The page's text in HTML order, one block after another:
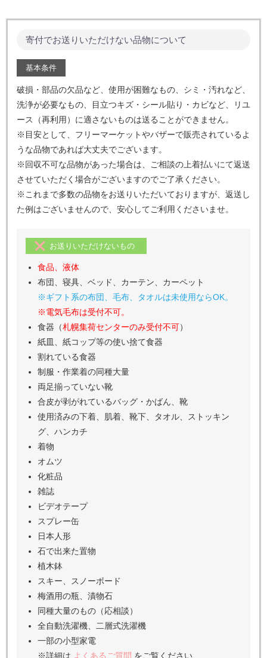
寄付でお送りいただけない品物について
基本条件
破損・部品の欠品など、使用が困難なもの、シミ・汚れなど、
洗浄が必要なもの、目立つキズ・シール貼り・カビなど、
リユ
ース（再利用）に適さないものは送ることができません。
※目安として、フリーマーケットやバザーで販売されているよ
うな品物であれば大丈夫でございます。
※回収不可な品物があった場合は、ご相談の上着払いにて返送
させていただく場合がございますのでご了承ください。
※これまで多数の品物をお送りいただいておりますが、返送し
た例はございませんので、安心してご利用くださいませ。
お送りいただけないもの
食品、液体
布団、寝具、ベッド、カーテン、カーペット
※ギフト系の布団、毛布、タオルは未使用ならOK。
※電気毛布は受付不可。
食器（札幌集荷センターのみ受付不可）
紙皿、紙コップ等の使い捨て食器
割れている食器
制服・作業着の同種大量
両足揃っていない靴
合皮が剥がれているバッグ・かばん、靴
使用済みの下着、肌着、靴下、タオル、ストッキン
グ、ハンカチ
着物
オムツ
化粧品
雑誌
ビデオテープ
スプレー缶
日本人形
石で出来た置物
植木鉢
スキー、スノーボード
梅酒用の瓶、漬物石
同種大量のもの（応相談）
全自動洗濯機、二層式洗濯機
一部の小型家電
※詳細は よくあるご質問 をご覧ください